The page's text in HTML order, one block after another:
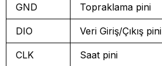
GND Topraklama pini
DIO Veri Giriş/Çıkış pini
CLK Saat pini